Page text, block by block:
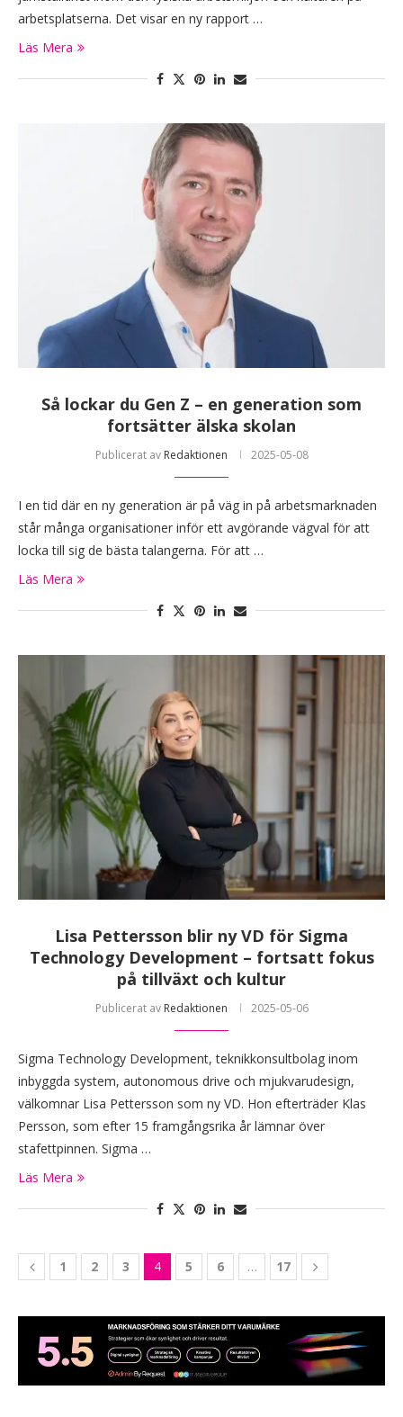
arbetsplatserna. Det visar en ny rapport …
Läs Mera
Så lockar du Gen Z – en generation som
fortsätter älska skolan
Publicerat av Redaktionen 2025-05-08
I en tid där en ny generation är på väg in på arbetsmarknaden
står många organisationer inför ett avgörande vägval för att
locka till sig de bästa talangerna. För att …
Läs Mera
Lisa Pettersson blir ny VD för Sigma
Technology Development – fortsatt fokus
på tillväxt och kultur
Publicerat av Redaktionen 2025-05-06
Sigma Technology Development, teknikkonsultbolag inom
inbyggda system, autonomous drive och mjukvarudesign,
välkomnar Lisa Pettersson som ny VD. Hon efterträder Klas
Persson, som efter 15 framgångsrika år lämnar över
stafettpinnen. Sigma …
Läs Mera
1 2 3 4 5 6 … 17